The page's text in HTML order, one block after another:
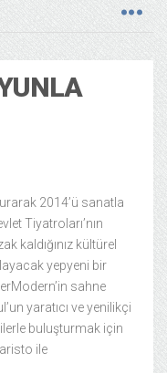
2014’ü sanatla
Tiyatroları’nın
kaldığınız kültürel
yepyeni bir
sahne
yaratıcı ve yenilikçi
buluşturmak için
ile